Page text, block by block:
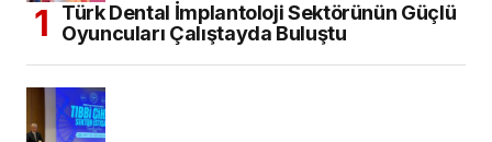
Türk Dental İmplantoloji Sektörünün Güçlü
Oyuncuları Çalıştayda Buluştu